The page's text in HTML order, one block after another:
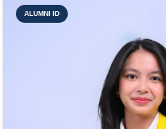
ALUMNI ID